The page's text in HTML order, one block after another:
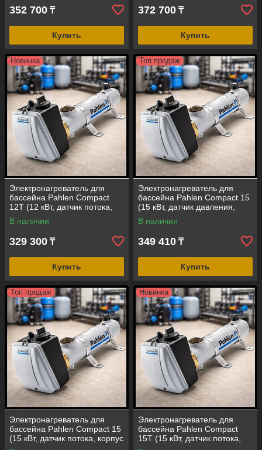
352 700 ₸
Купить
372 700 ₸
Купить
Новинка
Электронагреватель для
бассейна Pahlen Compact
12Т (12 кВт, датчик потока,
корпус - сплав титана)
В наличии
329 300 ₸
Купить
Топ продаж
Электронагреватель для
бассейна Pahlen Compact 15
(15 кВт, датчик давления,
корпус-нержавеющая сталь
AISI-316)
В наличии
349 410 ₸
Купить
Топ продаж
Электронагреватель для
бассейна Pahlen Compact 15
(15 кВт, датчик потока, корпус
- нержавеющая сталь AISI-
Новинка
Электронагреватель для
бассейна Pahlen Compact
15Т (15 кВт, датчик потока,
корпус - сплав титана)